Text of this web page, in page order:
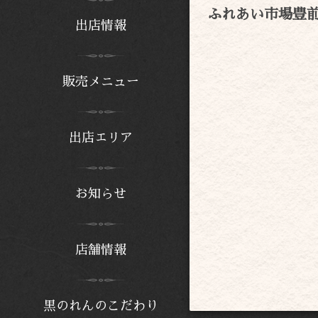
ふれあい市場豊
販売メニュー
出店エリア
お知らせ
店舗情報
黒のれんのこだわり
出店情報